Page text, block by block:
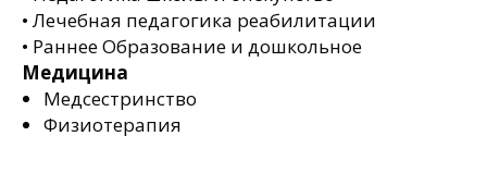
• Лечебная педагогика реабилитации
• Раннее Образование и дошкольное
Медицина
Медсестринство
Физиотерапия